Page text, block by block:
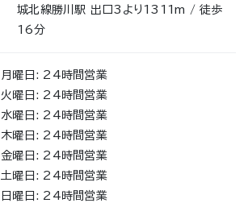
城北線勝川駅 出口3より1311m / 徒歩
16分
月曜日: 24時間営業
火曜日: 24時間営業
水曜日: 24時間営業
木曜日: 24時間営業
金曜日: 24時間営業
土曜日: 24時間営業
日曜日: 24時間営業